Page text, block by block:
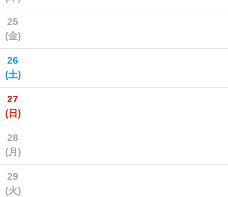
25
(金)
26
(土)
27
(日)
28
(月)
29
(火)